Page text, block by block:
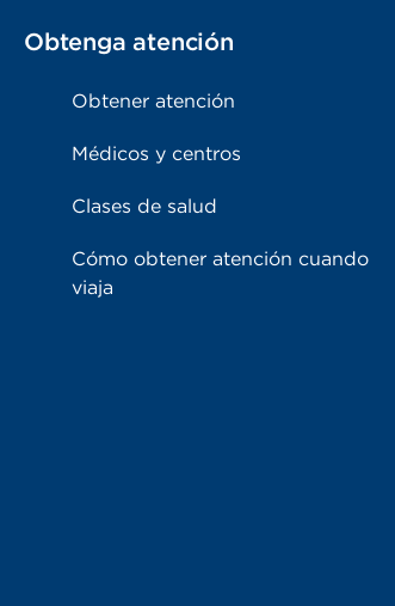
Obtenga atención
Obtener atención
Médicos y centros
Clases de salud
Cómo obtener atención cuando
viaja